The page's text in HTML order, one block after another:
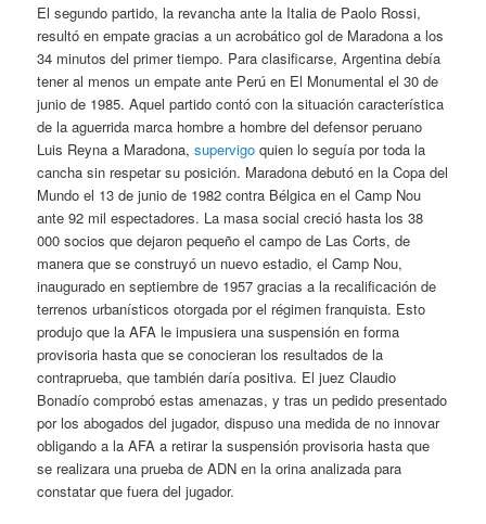
El segundo partido, la revancha ante la Italia de Paolo Rossi,
resultó en empate gracias a un acrobático gol de Maradona a los
34 minutos del primer tiempo. Para clasificarse, Argentina debía
tener al menos un empate ante Perú en El Monumental el 30 de
junio de 1985. Aquel partido contó con la situación característica
de la aguerrida marca hombre a hombre del defensor peruano
Luis Reyna a Maradona,supervigo quien lo seguía por toda la
cancha sin respetar su posición. Maradona debutó en la Copa del
Mundo el 13 de junio de 1982 contra Bélgica en el Camp Nou
ante 92 mil espectadores. La masa social creció hasta los 38
000 socios que dejaron pequeño el campo de Las Corts, de
manera que se construyó un nuevo estadio, el Camp Nou,
inaugurado en septiembre de 1957 gracias a la recalificación de
terrenos urbanísticos otorgada por el régimen franquista. Esto
produjo que la AFA le impusiera una suspensión en forma
provisoria hasta que se conocieran los resultados de la
contraprueba, que también daría positiva. El juez Claudio
Bonadío comprobó estas amenazas, y tras un pedido presentado
por los abogados del jugador, dispuso una medida de no innovar
obligando a la AFA a retirar la suspensión provisoria hasta que
se realizara una prueba de ADN en la orina analizada para
constatar que fuera del jugador.